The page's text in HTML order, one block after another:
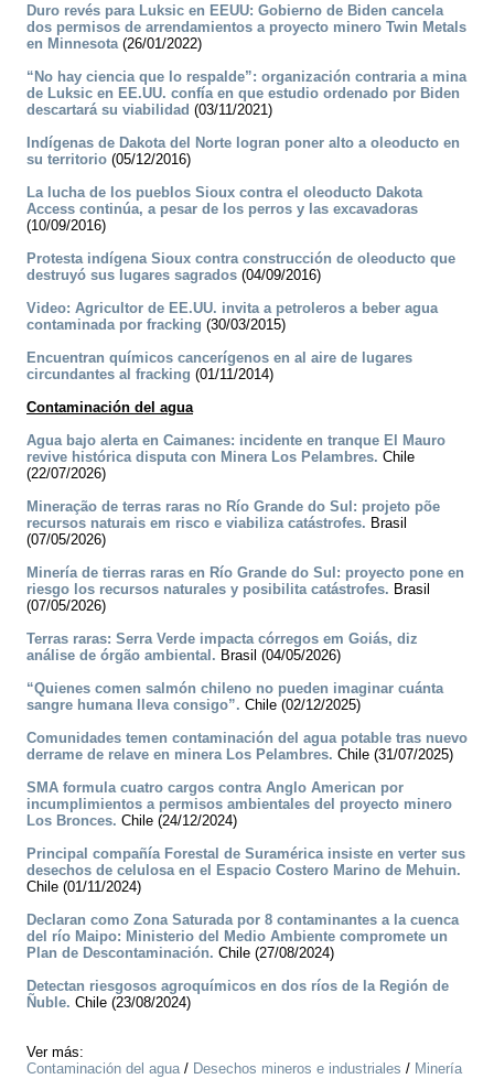
Duro revés para Luksic en EEUU: Gobierno de Biden cancela
dos permisos de arrendamientos a proyecto minero Twin Metals
en Minnesota(26/01/2022)
“No hay ciencia que lo respalde”: organización contraria a mina
de Luksic en EE.UU. confía en que estudio ordenado por Biden
descartará su viabilidad (03/11/2021)
Indígenas de Dakota del Norte logran poner alto a oleoducto en
su territorio (05/12/2016)
La lucha de los pueblos Sioux contra el oleoducto Dakota
Access continúa, a pesar de los perros y las excavadoras
(10/09/2016)
Protesta indígena Sioux contra construcción de oleoducto que
destruyó sus lugares sagrados (04/09/2016)
Video: Agricultor de EE.UU. invita a petroleros a beber agua
contaminada por fracking (30/03/2015)
Encuentran químicos cancerígenos en al aire de lugares
circundantes al fracking (01/11/2014)
Contaminación del agua
Agua bajo alerta en Caimanes: incidente en tranque El Mauro
revive histórica disputa con Minera Los Pelambres. Chile
(22/07/2026)
Mineração de terras raras no Río Grande do Sul: projeto põe
recursos naturais em risco e viabiliza catástrofes. Brasil
(07/05/2026)
Minería de tierras raras en Río Grande do Sul: proyecto pone en
riesgo los recursos naturales y posibilita catástrofes. Brasil
(07/05/2026)
Terras raras: Serra Verde impacta córregos em Goiás, diz
análise de órgão ambiental. Brasil (04/05/2026)
“Quienes comen salmón chileno no pueden imaginar cuánta
sangre humana lleva consigo”. Chile (02/12/2025)
Comunidades temen contaminación del agua potable tras nuevo
derrame de relave en minera Los Pelambres. Chile (31/07/2025)
SMA formula cuatro cargos contra Anglo American por
incumplimientos a permisos ambientales del proyecto minero
Los Bronces. Chile (24/12/2024)
Principal compañía Forestal de Suramérica insiste en verter sus
desechos de celulosa en el Espacio Costero Marino de Mehuin.
Chile (01/11/2024)
Declaran como Zona Saturada por 8 contaminantes a la cuenca
del río Maipo: Ministerio del Medio Ambiente compromete un
Plan de Descontaminación. Chile (27/08/2024)
Detectan riesgosos agroquímicos en dos ríos de la Región de
Ñuble. Chile (23/08/2024)
Ver más:
Contaminación del agua/ Desechos mineros e industriales / Minería